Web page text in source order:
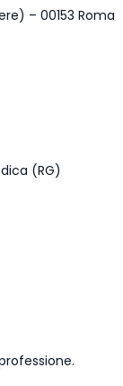
– 00153 Roma
(RG)